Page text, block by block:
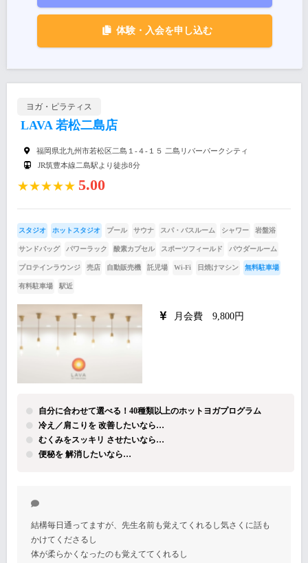
体験・入会を申し込む
ヨガ・ピラティス
LAVA 若松二島店
福岡県北九州市若松区二島１‐４‐１５ 二島リバーパークシティ
JR筑豊本線二島駅より徒歩8分
★★★★★ 5.00
スタジオ ホットスタジオ プール サウナ スパ・バスルーム シャワー 岩盤浴
サンドバッグ パワーラック 酸素カプセル スポーツフィールド パウダールーム
プロテインラウンジ 売店 自動販売機 託児場 Wi-Fi 日焼けマシン 無料駐車場
有料駐車場 駅近
月会費 9,800円
自分に合わせて選べる！40種類以上のホットヨガプログラム
冷え／肩こりを 改善したいなら…
むくみをスッキリ させたいなら…
便秘を 解消したいなら…
結構毎日通ってますが、先生名前も覚えてくれるし気さくに話も
かけてくださるし
体が柔らかくなったのも覚えててくれるし